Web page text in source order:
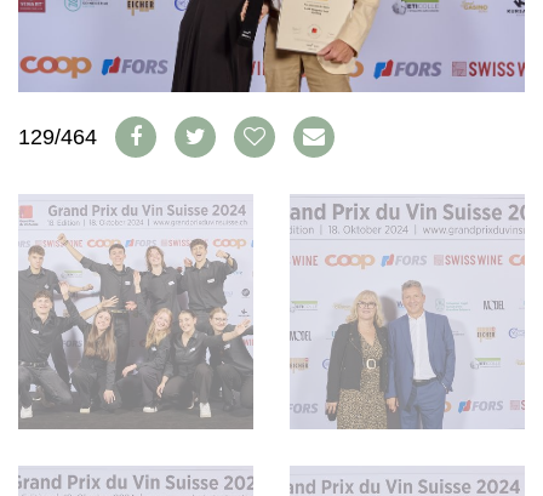
AUSGABE
ARCHIV
VORTEILSWELT
WEINSZENE
VINOPHILES
AWARDS
GEWINNSPIELE
VORTEILSWELT
TRINKREIFETABELLE
ABO
WEINSUCHE
NEWSLETTER
WINE TRADE CLUB
REDAKTION
JOBS
WERBUNG
IMPRESSUM
129/464